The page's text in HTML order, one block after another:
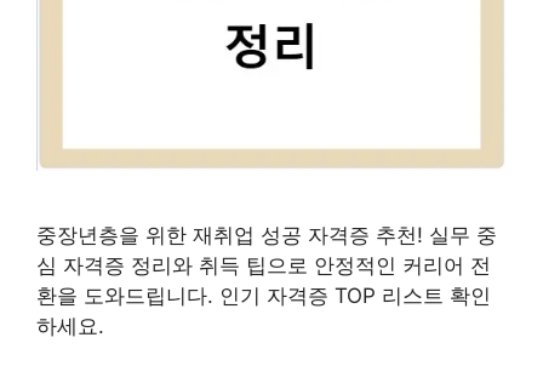
중장년층을 위한 재취업 성공 자격증 추천! 실무 중
심 자격증 정리와 취득 팁으로 안정적인 커리어 전
환을 도와드립니다. 인기 자격증 TOP 리스트 확인
하세요.